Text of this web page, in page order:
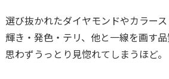
選び抜かれたダイヤモンドやカラー
輝き・発色・テリ、他と一線を画す品
思わずうっとり見惚れてしまうほど。